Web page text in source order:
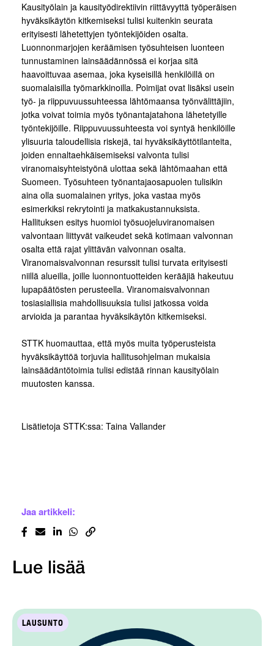
Kausityölain ja kausityödirektiivin riittävyyttä työperäisen
hyväksikäytön kitkemiseksi tulisi kuitenkin seurata
erityisesti lähetettyjen työntekijöiden osalta.
Luonnonmarjojen keräämisen työsuhteisen luonteen
tunnustaminen lainsäädännössä ei korjaa sitä
haavoittuvaa asemaa, joka kyseisillä henkilöillä on
suomalaisilla työmarkkinoilla. Poimijat ovat lisäksi usein
työ- ja riippuvuussuhteessa lähtömaansa työnvälittäjiin,
jotka voivat toimia myös työnantajatahona lähetetyille
työntekijöille. Riippuvuussuhteesta voi syntyä henkilöille
ylisuuria taloudellisia riskejä, tai hyväksikäyttötilanteita,
joiden ennaltaehkäisemiseksi valvonta tulisi
viranomaisyhteistyönä ulottaa sekä lähtömaahan että
Suomeen. Työsuhteen työnantajaosapuolen tulisikin
aina olla suomalainen yritys, joka vastaa myös
esimerkiksi rekrytointi ja matkakustannuksista.
Hallituksen esitys huomioi työsuojeluviranomaisen
valvontaan liittyvät vaikeudet sekä kotimaan valvonnan
osalta että rajat ylittävän valvonnan osalta.
Viranomaisvalvonnan resurssit tulisi turvata erityisesti
niillä alueilla, joille luonnontuotteiden kerääjiä hakeutuu
lupapäätösten perusteella. Viranomaisvalvonnan
tosiasiallisia mahdollisuuksia tulisi jatkossa voida
arvioida ja parantaa hyväksikäytön kitkemiseksi.
STTK huomauttaa, että myös muita työperusteista
hyväksikäyttöä torjuvia hallitusohjelman mukaisia
lainsäädäntötoimia tulisi edistää rinnan kausityölain
muutosten kanssa.
Lisätietoja STTK:ssa: Taina Vallander
Jaa artikkeli:
Lue lisää
LAUSUNTO